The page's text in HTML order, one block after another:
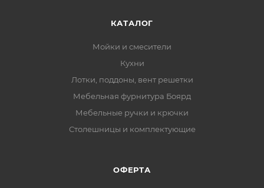
КАТАЛОГ
Мойки и смесители
Кухни
Лотки, поддоны, вент решетки
Мебельная фурнитура Боярд
Мебельные ручки и крючки
Столешницы и комплектующие
ОФЕРТА